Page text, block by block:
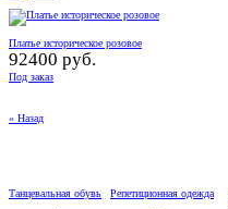
Платье историческое розовое
92400 руб.
Под заказ
« Назад
Танцевальная обувь
Репетиционная одежда